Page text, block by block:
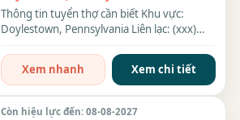
Thông tin tuyển thợ cần biết Khu vực:
Doylestown, Pennsylvania Liên lạc: (xxx)
Xem nhanh
Xem chi tiết
Còn hiệu lực đến: 08-08-2027